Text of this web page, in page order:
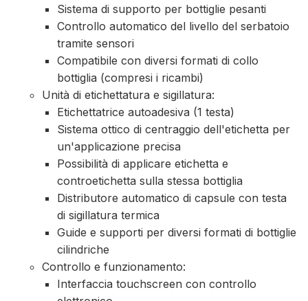
Sistema di supporto per bottiglie pesanti
Controllo automatico del livello del serbatoio
tramite sensori
Compatibile con diversi formati di collo
bottiglia (compresi i ricambi)
Unità di etichettatura e sigillatura:
Etichettatrice autoadesiva (1 testa)
Sistema ottico di centraggio dell'etichetta per
un'applicazione precisa
Possibilità di applicare etichetta e
controetichetta sulla stessa bottiglia
Distributore automatico di capsule con testa
di sigillatura termica
Guide e supporti per diversi formati di bottiglie
cilindriche
Controllo e funzionamento:
Interfaccia touchscreen con controllo